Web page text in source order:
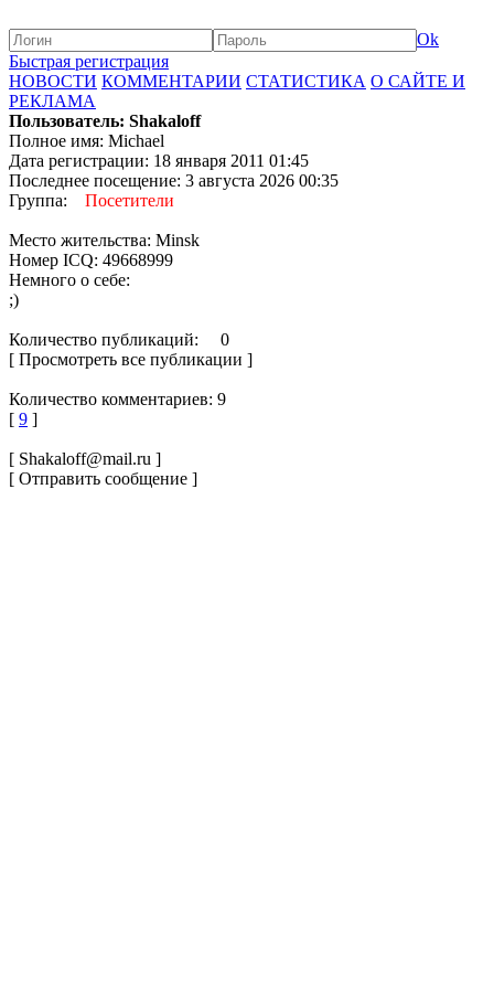
Ok
Быстрая регистрация
НОВОСТИ КОММЕНТАРИИ СТАТИСТИКА О САЙТЕ И
РЕКЛАМА
Пользователь: Shakaloff
Полное имя: Michael
Дата регистрации: 18 января 2011 01:45
Последнее посещение: 3 августа 2026 00:35
Группа: Посетители
Место жительства: Minsk
Номер ICQ: 49668999
Немного о себе:
;)
Количество публикаций: 0
[ Просмотреть все публикации ]
Количество комментариев: 9
[ 9 ]
[ Shakaloff@mail.ru ]
[ Отправить сообщение ]